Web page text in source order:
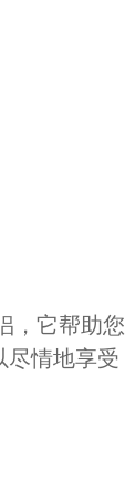
，它帮助您
尽情地享受